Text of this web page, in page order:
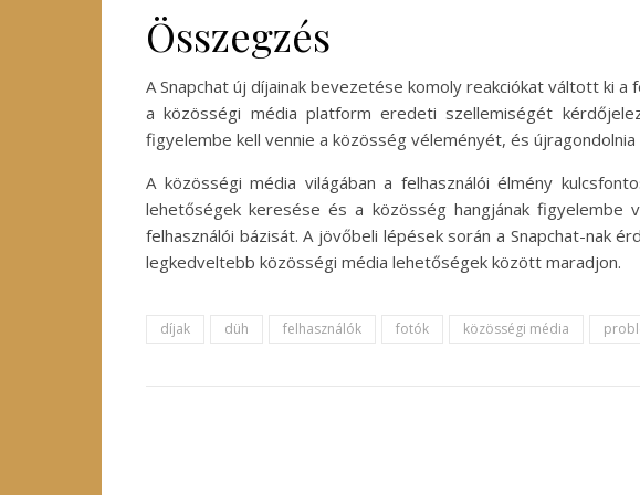
Összegzés
A Snapchat új díjainak bevezetése komoly reakciókat váltott ki
a közösségi média platform eredeti szellemiségét
figyelembe kell vennie a közösség véleményét, és
A közösségi média világában a felhasználói élmény
lehetőségek keresése és a közösség hangjának
felhasználói bázisát. A jövőbeli lépések során a Snapchat-nak
legkedveltebb közösségi média lehetőségek között maradjon.
díjak düh felhasználók fotók közösségi média